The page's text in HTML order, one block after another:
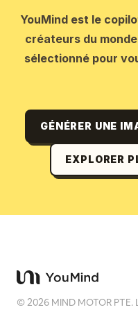
YouMind est le
créateurs du
sélectionné pour
GÉNÉRER UNE
EXPLORER
©2026 MIND MOTOR PTE.